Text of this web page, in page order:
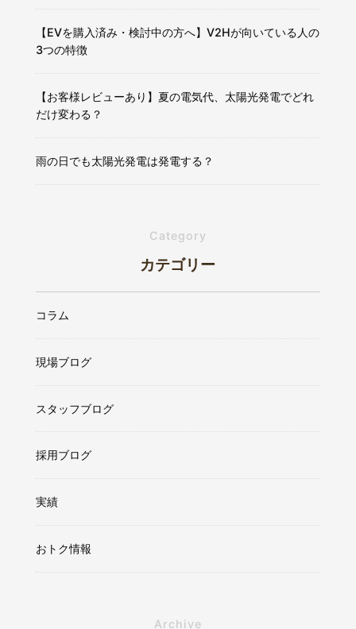
【EVを購入済み・検討中の方へ】V2Hが向いている人の
3つの特徴
【お客様レビューあり】夏の電気代、太陽光発電でどれ
だけ変わる？
雨の日でも太陽光発電は発電する？
Category
カテゴリー
コラム
現場ブログ
スタッフブログ
採用ブログ
実績
おトク情報
Archive